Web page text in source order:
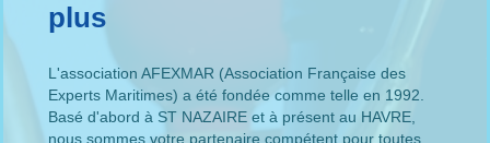
plus
L'association AFEXMAR (Association Française des
Experts Maritimes) a été fondée comme telle en 1992.
Basé d'abord à ST NAZAIRE et à présent au HAVRE,
nous sommes votre partenaire compétent pour toutes